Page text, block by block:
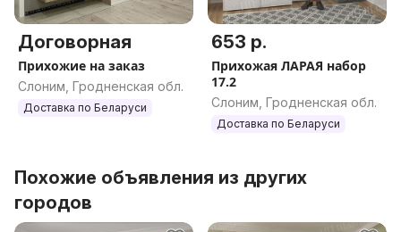
Договорная
Прихожие на заказ
Слоним, Гродненская обл.
Доставка по Беларуси
653 р.
Прихожая ЛАРАЯ набор
17.2
Слоним, Гродненская обл.
Доставка по Беларуси
Похожие объявления из других
городов